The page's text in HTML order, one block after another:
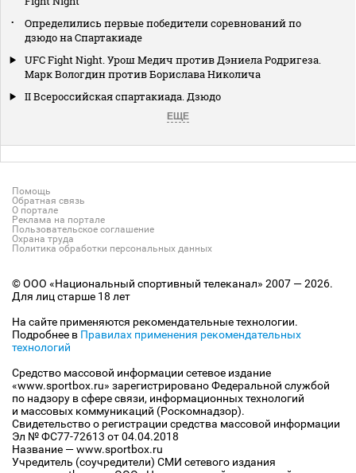
Определились первые победители соревнований по
дзюдо на Спартакиаде
UFC Fight Night. Урош Медич против Дэниела Родригеза.
Марк Вологдин против Борислава Николича
II Всероссийская спартакиада. Дзюдо
ЕЩЕ
Помощь
Обратная связь
О портале
Реклама на портале
Пользовательское соглашение
Охрана труда
Политика обработки персональных данных
© ООО «Национальный спортивный телеканал» 2007 — 2026.
Для лиц старше 18 лет
На сайте применяются рекомендательные технологии.
Подробнее в Правилах применения рекомендательных
технологий
Средство массовой информации сетевое издание
«www.sportbox.ru» зарегистрировано Федеральной службой
по надзору в сфере связи, информационных технологий
и массовых коммуникаций (Роскомнадзор).
Свидетельство о регистрации средства массовой информации
Эл № ФС77-72613 от 04.04.2018
Название — www.sportbox.ru
Учредитель (соучредители) СМИ сетевого издания